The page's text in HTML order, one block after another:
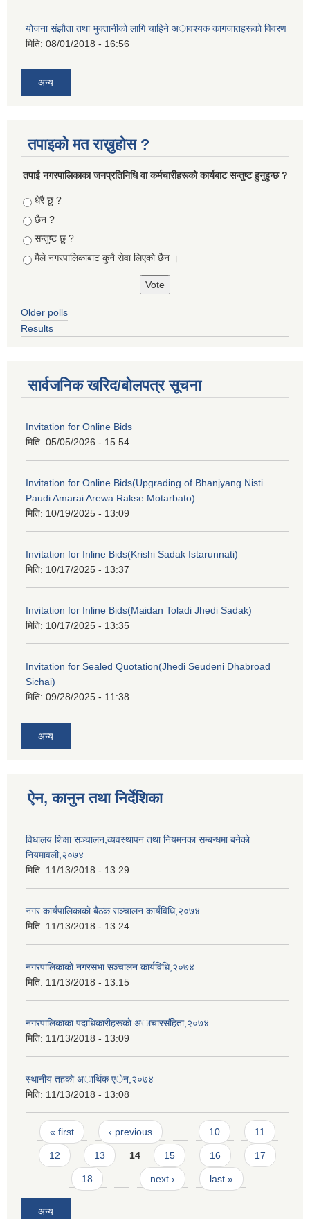
याेजना संझाैता तथा भुक्तानीकाे लागि चाहिने अावश्यक कागजातहरूकाे विवरण
मिति: 08/01/2018 - 16:56
अन्य
तपाइको मत राख्नुहोस ?
तपा‌ई नगरपालिकाका जनप्रतिनिधि वा कर्मचारीहरूकाे कार्यबाट सन्तुष्ट हुनुहुन्छ ?
Choices
धेरै छु ?
छैन ?
सन्तुष्ट छु ?
मैले नगरपालिकाबाट कुनै सेवा लिएकाे छैन ।
Older polls
Results
सार्वजनिक खरिद/बोलपत्र सूचना
Invitation for Online Bids
मिति: 05/05/2026 - 15:54
Invitation for Online Bids(Upgrading of Bhanjyang Nisti
Paudi Amarai Arewa Rakse Motarbato)
मिति: 10/19/2025 - 13:09
Invitation for Inline Bids(Krishi Sadak Istarunnati)
मिति: 10/17/2025 - 13:37
Invitation for Inline Bids(Maidan Toladi Jhedi Sadak)
मिति: 10/17/2025 - 13:35
Invitation for Sealed Quotation(Jhedi Seudeni Dhabroad
Sichai)
मिति: 09/28/2025 - 11:38
अन्य
ऐन, कानुन तथा निर्देशिका
विधालय शिक्षा सञ्चालन,व्यवस्थापन तथा नियमनका सम्बन्धमा बनेकाे
नियमावली,२०७४
मिति: 11/13/2018 - 13:29
नगर कार्यपालिकाकाे बैठक सञ्चालन कार्यविधि,२०७४
मिति: 11/13/2018 - 13:24
नगरपालिकाकाे नगरसभा सञ्चालन कार्यविधि,२०७४
मिति: 11/13/2018 - 13:15
नगरपालिकाका पदाधिकारीहरूकाे अाचारसंहिता,२०७४
मिति: 11/13/2018 - 13:09
स्थानीय तहकाे अार्थिक एेन,२०७४
मिति: 11/13/2018 - 13:08
Pages
« first ‹ previous 10 11
12 13 14 15 16 17
18 next › last »
अन्य